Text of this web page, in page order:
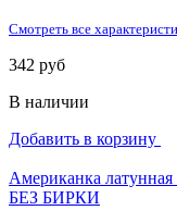
Смотреть все
342 руб
В наличии
Добавить в корзину
Американка
БЕЗ БИРКИ